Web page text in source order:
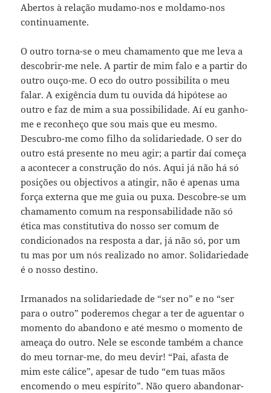
Abertos à relação mudamo-nos e moldamo-nos
continuamente.
O outro torna-se o meu chamamento que me leva a
descobrir-me nele. A partir de mim falo e a partir do
outro ouço-me. O eco do outro possibilita o meu
falar. A exigência dum tu ouvida dá hipótese ao
outro e faz de mim a sua possibilidade. Aí eu ganho-
me e reconheço que sou mais que eu mesmo.
Descubro-me como filho da solidariedade. O ser do
outro está presente no meu agir; a partir daí começa
a acontecer a construção do nós. Aqui já não há só
posições ou objectivos a atingir, não é apenas uma
força externa que me guia ou puxa. Descobre-se um
chamamento comum na responsabilidade não só
ética mas constitutiva do nosso ser comum de
condicionados na resposta a dar, já não só, por um
tu mas por um nós realizado no amor. Solidariedade
é o nosso destino.
Irmanados na solidariedade de “ser no” e no “ser
para o outro” poderemos chegar a ter de aguentar o
momento do abandono e até mesmo o momento de
ameaça do outro. Nele se esconde também a chance
do meu tornar-me, do meu devir! “Pai, afasta de
mim este cálice”, apesar de tudo “em tuas mãos
encomendo o meu espírito”. Não quero abandonar-